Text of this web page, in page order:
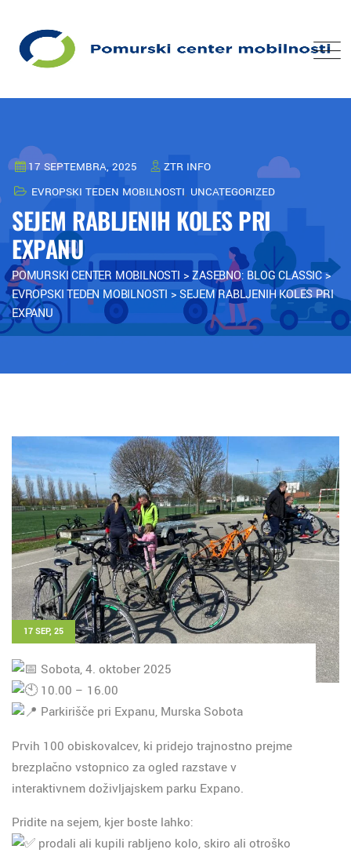
17 SEPTEMBRA, 2025
ZTR INFO
EVROPSKI TEDEN MOBILNOSTI, UNCATEGORIZED
SEJEM RABLJENIH KOLES PRI
EXPANU
POMURSKI CENTER MOBILNOSTI >ZASEBNO: BLOG CLASSIC>
EVROPSKI TEDEN MOBILNOSTI>SEJEM RABLJENIH KOLES PRI
EXPANU
17 SEP, 25
Sobota, 4. oktober 2025
10.00 – 16.00
Parkirišče pri Expanu, Murska Sobota
Prvih 100 obiskovalcev, ki pridejo trajnostno prejme
brezplačno vstopnico za ogled razstave v
interaktivnem doživljajskem parku Expano.
Pridite na sejem, kjer boste lahko:
prodali ali kupili rabljeno kolo, skiro ali otroško